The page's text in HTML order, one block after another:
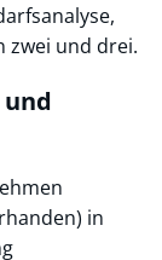
zwei und drei.
und
in